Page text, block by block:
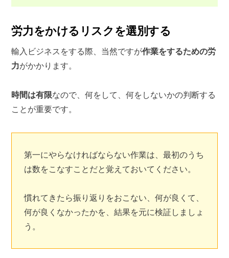
労力をかけるリスクを選別する
輸入ビジネスをする際、当然ですが作業をするための労
力がかかります。
時間は有限なので、何をして、何をしないかの判断する
ことが重要です。
第一にやらなければならない作業は、最初のうち
は数をこなすことだと覚えておいてください。
慣れてきたら振り返りをおこない、何が良くて、
何が良くなかったかを、結果を元に検証しましょ
う。